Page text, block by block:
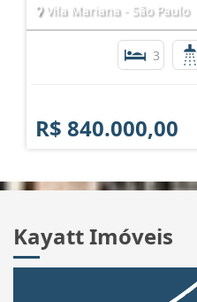
Vila Mariana - São Paulo
3
R$ 840.000,00
Kayatt Imóveis